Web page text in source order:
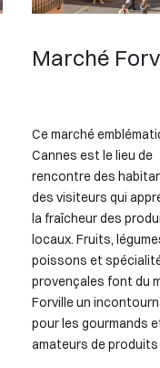
Marché
Ce marché
Cannes est le lieu de
rencontre des
des visiteurs qui
la fraîcheur des
locaux. Fruits,
poissons et
provençales font du
Forville un
pour les gourmands
amateurs de produits